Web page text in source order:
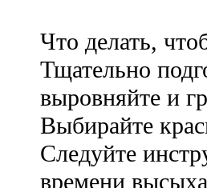
Что делать,
Тщательно
выровняйте и
Выбирайте
Следуйте
времени